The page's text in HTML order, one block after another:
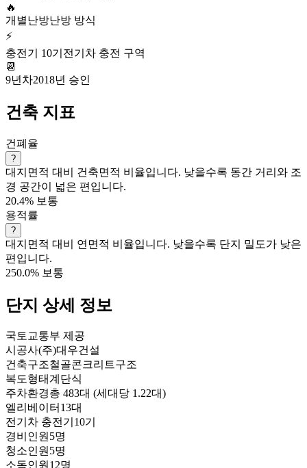
🔥
개별난방난방 방식
⚡
충전기 10기 전기차 충전 구역
📆
9년차2018년 승인
건축 지표
건폐율
?
대지면적 대비 건축면적 비율입니다. 낮을수록 동간 거리와 조
경 공간이 넓은 편입니다.
20.4% 보통
용적률
?
대지면적 대비 연면적 비율입니다. 낮을수록 단지 밀도가 낮은
편입니다.
250.0% 보통
단지 상세 정보
국토교통부 제공
시공사(주)대우건설
건축구조철골콘크리트구조
복도형태계단식
주차환경총 483대 (세대당 1.22대)
엘리베이터 13대
전기차 충전기 10기
경비인원5명
청소인원5명
소독인원 12명